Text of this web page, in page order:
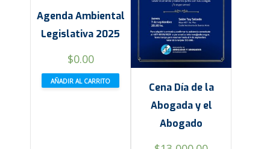
Agenda Ambiental
Legislativa 2025
$0.00
AÑADIR AL CARRITO
Cena Día de la
Abogada y el
Abogado